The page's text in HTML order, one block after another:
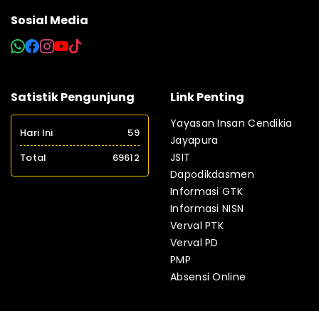
Sosial Media
Satistik Pengunjung
Hari Ini
59
Total
69612
Link Penting
Yayasan Insan Cendikia
Jayapura
JSIT
Dapodikdasmen
Informasi GTK
Informasi NISN
Verval PTK
Verval PD
PMP
Absensi Online